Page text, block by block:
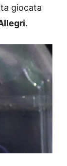
giocata
.